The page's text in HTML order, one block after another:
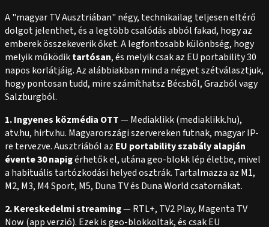
A "magyar TV Ausztriában" négy, technikailag teljesen eltérő
dolgot jelenthet, és a legtöbb csalódás abból fakad, hogy az
emberek összekeverik őket. A legfontosabb különbség, hogy
melyik működiktartósan, és melyik csak az EU portability 30
napos korlátjáig. Az alábbiakban mind a négyet szétválasztjuk,
hogy pontosan tudd, mire számíthatsz Bécsből, Grazból vagy
Salzburgból.
1. Ingyenes közmédia OTT— Mediaklikk (mediaklikk.hu),
atv.hu, hirtv.hu. Magyarországi szervereken futnak, magyar IP-
re tervezve. Ausztriából az EU portability szabály alapján
évente 30 napigérhetők el, utána geo-blokk lép életbe, mivel
a habituális tartózkodási helyed osztrák. Tartalmazza az M1,
M2, M3, M4 Sport, M5, Duna TV és Duna World csatornákat.
2. Kereskedelmi streaming— RTL+, TV2 Play, Magenta TV
Now (app verzió). Ezek is geo-blokkoltak, és csak EU